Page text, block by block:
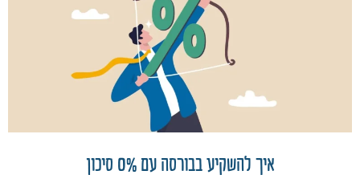
איך להשקיע בבורסה עם 0% סיכון